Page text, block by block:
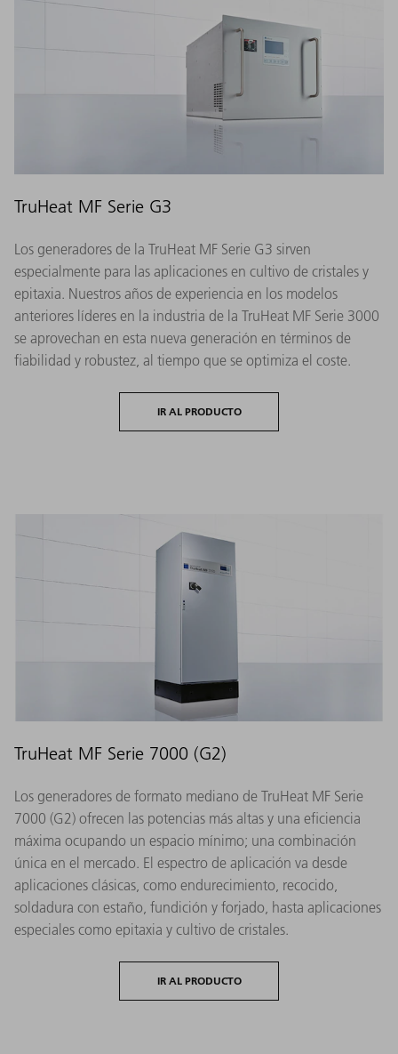
TruHeat MF Serie G3
Los generadores de la TruHeat MF Serie G3 sirven
especialmente para las aplicaciones en cultivo de cristales y
epitaxia. Nuestros años de experiencia en los modelos
anteriores líderes en la industria de la TruHeat MF Serie 3000
se aprovechan en esta nueva generación en términos de
fiabilidad y robustez, al tiempo que se optimiza el coste.
IR AL PRODUCTO
TruHeat MF Serie 7000 (G2)
Los generadores de formato mediano de TruHeat MF Serie
7000 (G2) ofrecen las potencias más altas y una eficiencia
máxima ocupando un espacio mínimo; una combinación
única en el mercado. El espectro de aplicación va desde
aplicaciones clásicas, como endurecimiento, recocido,
soldadura con estaño, fundición y forjado, hasta aplicaciones
especiales como epitaxia y cultivo de cristales.
IR AL PRODUCTO